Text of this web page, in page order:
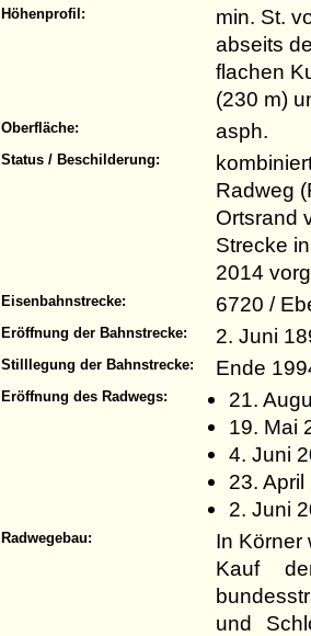
Höhenprofil:
min. St.
abseits
flachen
(230 m)
Oberfläche: asph.
Status / Beschilderung:
Radweg
Ortsrand
Strecke
2014
Eisenbahnstrecke: 6720 /
Eröffnung der Bahnstrecke: 2. Juni
Stilllegung der Bahnstrecke: Ende
Eröffnung des Radwegs:
21.
19. Mai
4. Juni
23.
2. Juni
Radwegebau:
In Körner
Kauf
und